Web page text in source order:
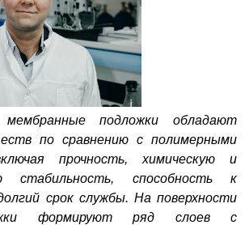
мембранные подложки обладают
по сравнению с полимерными
прочность, химическую и
стабильность, способность к
срок службы. На поверхности
формируют ряд слоев с